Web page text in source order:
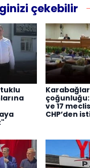
çekebilir
çoğunluğu:
ve 17
CHP’den